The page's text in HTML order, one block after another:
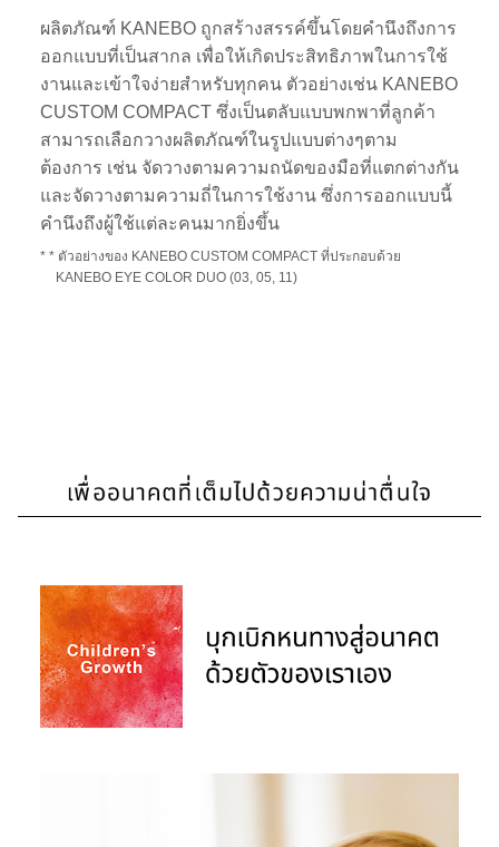
ผลิตภัณฑ์ KANEBO ถูกสร้างสรรค์ขึ้นโดยคำนึงถึงการ
ออกแบบที่เป็นสากล เพื่อให้เกิดประสิทธิภาพในการใช้
งานและเข้าใจง่ายสำหรับทุกคน ตัวอย่างเช่น KANEBO
CUSTOM COMPACT ซึ่งเป็นตลับแบบพกพาที่ลูกค้า
สามารถเลือกวางผลิตภัณฑ์ในรูปแบบต่างๆตาม
ต้องการ เช่น จัดวางตามความถนัดของมือที่แตกต่างกัน
และจัดวางตามความถี่ในการใช้งาน ซึ่งการออกแบบนี้
คำนึงถึงผู้ใช้แต่ละคนมากยิ่งขึ้น
* * ตัวอย่างของ KANEBO CUSTOM COMPACT ที่ประกอบด้วย
KANEBO EYE COLOR DUO (03, 05, 11)